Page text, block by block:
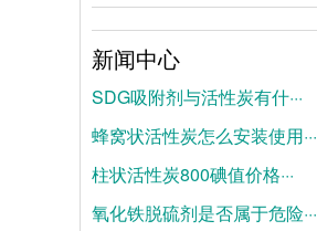
新闻中心
SDG吸附剂与活性炭有什···
2026-08-04
蜂窝状活性炭怎么安装使用···
2026-07-28
柱状活性炭800碘值价格···
2026-07-21
氧化铁脱硫剂是否属于危险···